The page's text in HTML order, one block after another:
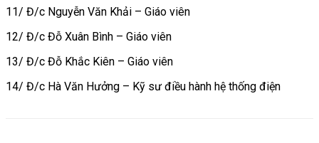
11/ Đ/c Nguyễn Văn Khải – Giáo viên
12/ Đ/c Đỗ Xuân Bình – Giáo viên
13/ Đ/c Đỗ Khắc Kiên – Giáo viên
14/ Đ/c Hà Văn Hưởng – Kỹ sư điều hành hệ thống điện